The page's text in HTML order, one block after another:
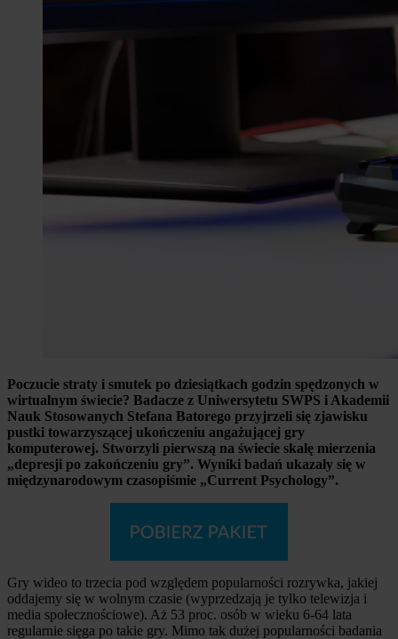
Poczucie straty i smutek po dziesiątkach godzin spędzonych w
wirtualnym świecie? Badacze z Uniwersytetu SWPS i Akademii
Nauk Stosowanych Stefana Batorego przyjrzeli się zjawisku
pustki towarzyszącej ukończeniu angażującej gry
komputerowej. Stworzyli pierwszą na świecie skalę mierzenia
„depresji po zakończeniu gry”. Wyniki badań ukazały się w
międzynarodowym czasopiśmie „Current Psychology”.
Gry wideo to trzecia pod względem popularności rozrywka, jakiej
oddajemy się w wolnym czasie (wyprzedzają je tylko telewizja i
media społecznościowe). Aż 53 proc. osób w wieku 6-64 lata
regularnie sięga po takie gry. Mimo tak dużej popularności badania